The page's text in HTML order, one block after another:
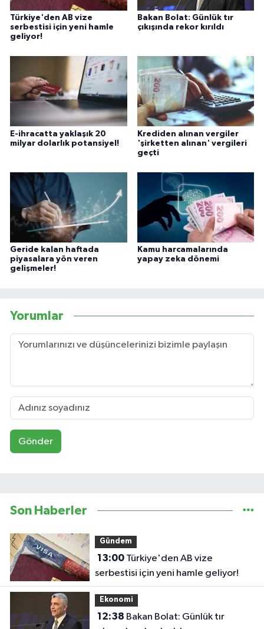
Türkiye'den AB vize
serbestisi için yeni hamle
geliyor!
Bakan Bolat: Günlük tır
çıkışında rekor kırıldı
E-ihracatta yaklaşık 20
milyar dolarlık potansiyel!
Krediden alınan vergiler
'şirketten alınan' vergileri
geçti
Geride kalan haftada
piyasalara yön veren
gelişmeler!
Kamu harcamalarında
yapay zeka dönemi
Yorumlar
Gönder
Son Haberler
Gündem
13:00Türkiye'den AB vize
serbestisi için yeni hamle geliyor!
Ekonomi
12:38